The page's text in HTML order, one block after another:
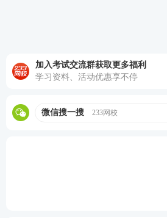
全国标准：高级经济师考试成绩
合格证明自考试通过之日起，在
加入考试交流群获取更多福利
学习资料、活动优惠享不停
微信搜一搜 233网校